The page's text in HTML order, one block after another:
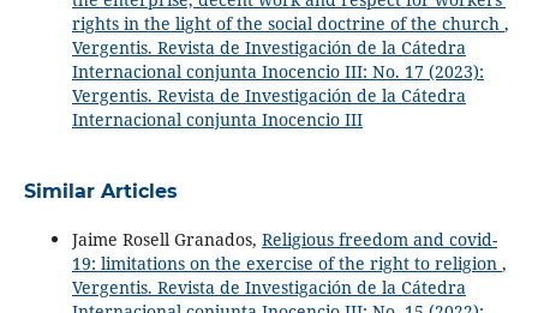
rights in the light of the social doctrine of the church ,
Vergentis. Revista de Investigación de la Cátedra
Internacional conjunta Inocencio III: No. 17 (2023):
Vergentis. Revista de Investigación de la Cátedra
Internacional conjunta Inocencio III
Similar Articles
Jaime Rosell Granados, Religious freedom and covid-
19: limitations on the exercise of the right to religion ,
Vergentis. Revista de Investigación de la Cátedra